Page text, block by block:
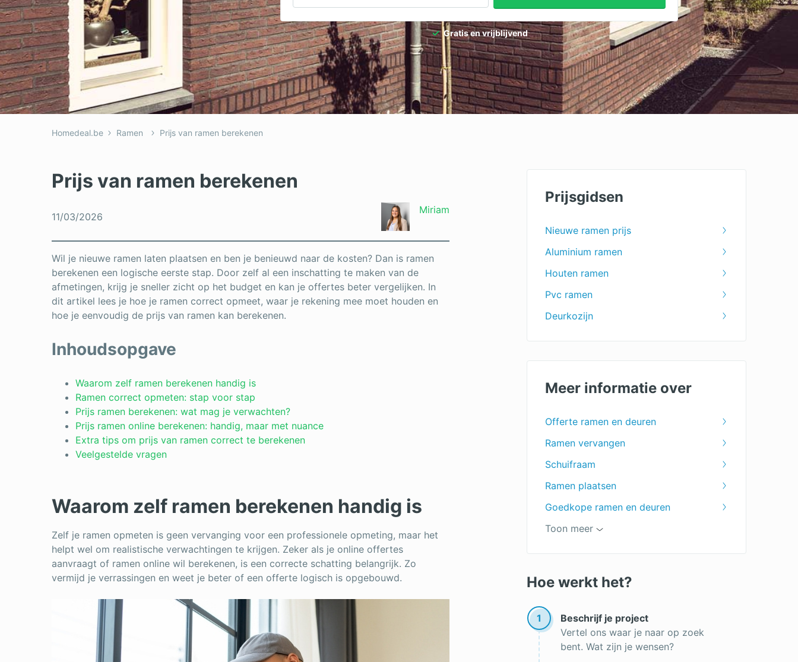
Gratis en vrijblijvend
Homedeal.be Ramen Prijs van ramen berekenen
Prijs van ramen berekenen
11/03/2026
Miriam
Wil je nieuwe ramen laten plaatsen en ben je benieuwd naar de kosten? Dan is ramen
berekenen een logische eerste stap. Door zelf al een inschatting te maken van de
afmetingen, krijg je sneller zicht op het budget en kan je offertes beter vergelijken. In
dit artikel lees je hoe je ramen correct opmeet, waar je rekening mee moet houden en
hoe je eenvoudig de prijs van ramen kan berekenen.
Inhoudsopgave
Waarom zelf ramen berekenen handig is
Ramen correct opmeten: stap voor stap
Prijs ramen berekenen: wat mag je verwachten?
Prijs ramen online berekenen: handig, maar met nuance
Extra tips om prijs van ramen correct te berekenen
Veelgestelde vragen
Waarom zelf ramen berekenen handig is
Zelf je ramen opmeten is geen vervanging voor een professionele opmeting, maar het
helpt wel om realistische verwachtingen te krijgen. Zeker als je online offertes
aanvraagt of ramen online wil berekenen, is een correcte schatting belangrijk. Zo
vermijd je verrassingen en weet je beter of een offerte logisch is opgebouwd.
Prijsgidsen
Nieuwe ramen prijs
Aluminium ramen
Houten ramen
Pvc ramen
Deurkozijn
Meer informatie over
Offerte ramen en deuren
Ramen vervangen
Schuifraam
Ramen plaatsen
Goedkope ramen en deuren
Ramen op maat
Toon meer
Hoe werkt het?
1
Beschrijf je project
Vertel ons waar je naar op zoek
bent. Wat zijn je wensen?